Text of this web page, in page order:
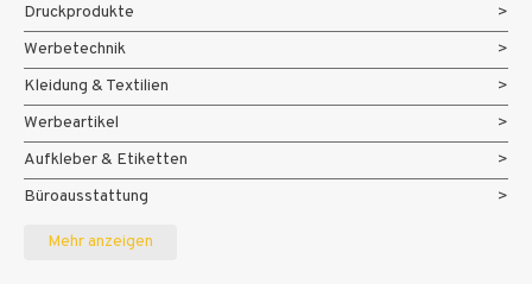
Druckprodukte
Werbetechnik
Kleidung & Textilien
Werbeartikel
Aufkleber & Etiketten
Büroausstattung
Messe- und Eventmaterialien
Mehr anzeigen